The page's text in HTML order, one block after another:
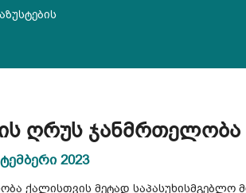
ღრუს
2023
ქალისთვის მეტად საპასუხისმგებლო